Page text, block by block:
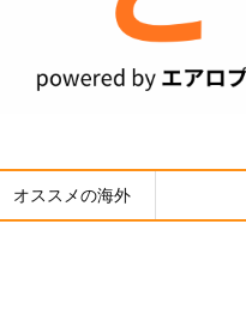
オススメの海外